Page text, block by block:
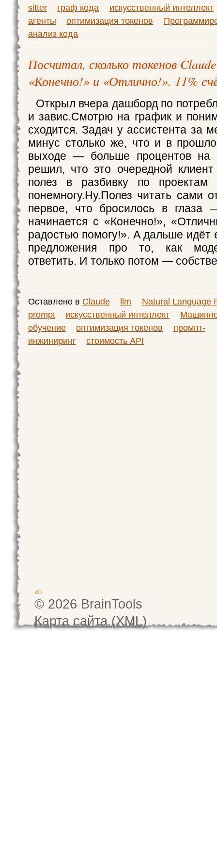
sitter
граф кода
искусственный интеллект
агенты
оптимизация токенов
анализ кода
Посчитал, сколько токенов
«Конечно!» и «Отлично!». 11%
Открыл вчера дашборд по
и завис.Смотрю на график и
сходится. Задач у ассистента за
минус столько же, что и в
выходе — больше процентов на
решил, что это очередной клиент
полез в разбивку по
понемногу.Ну.Полез читать сами
первое, что бросилось в глаза
начинается с «Конечно!»,
радостью помогу!». А дальше идёт
предложения про то, как
ответить. И только потом —
Оставлено в Claude llm
Natural Language
prompt
искусственный интеллект
обучение
оптимизация токенов
промпт-
инжиниринг
стоимость API
© 2026 BrainTools
Карта сайта (XML)